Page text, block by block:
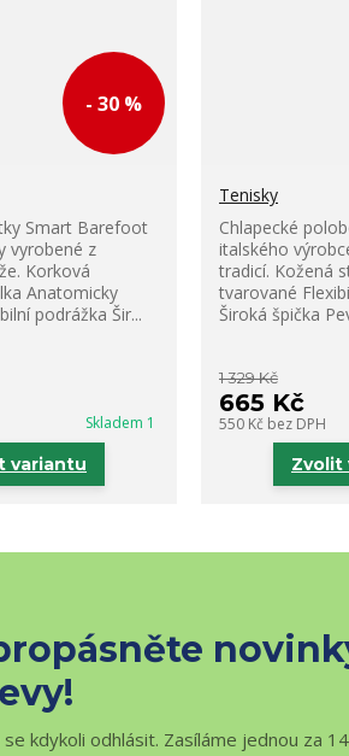
- 30 %
Smart Barefoot
vyrobené z
Korková
Anatomicky
podrážka Šir...
Skladem 1
variantu
Tenisky
Chlapecké
italského
tradicí. Kožená
tvarované
Široká špička
1 329 Kč
665 Kč
550 Kč bez DPH
Zvolit
kdykoli odhlásit. Zasíláme jednou za